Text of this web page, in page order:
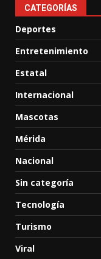
CATEGORÍAS
Deportes
Entretenimiento
Estatal
Internacional
Mascotas
Mérida
Nacional
Sin categoría
Tecnología
Turismo
Viral